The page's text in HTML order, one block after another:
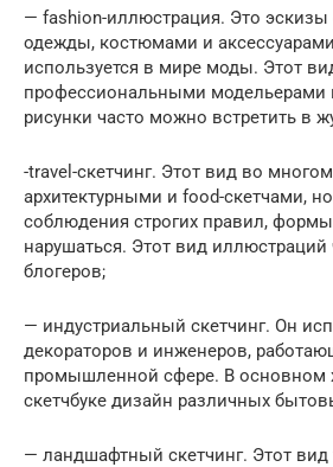
— fashion-иллюстрация. Это
одежды, костюмами и
используется в мире моды. Этот
профессиональными модельерами
рисунки часто можно встретить в
-travel-скетчинг. Этот вид во
архитектурными и food-скетчами,
соблюдения строгих правил,
нарушаться. Этот вид иллюстраций
блогеров;
— индустриальный скетчинг. Он
декораторов и инженеров,
промышленной сфере. В основном
скетчбуке дизайн различных
— ландшафтный скетчинг. Этот вид